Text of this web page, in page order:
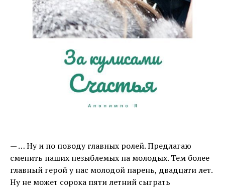
— … Ну и по поводу главных ролей. Предлагаю
сменить наших незыблемых на молодых. Тем более
главный герой у нас молодой парень, двадцати лет.
Ну не может сорока пяти летний сыграть